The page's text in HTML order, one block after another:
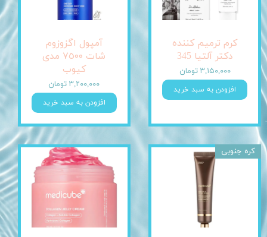
کرم ترمیم کننده
دکتر آلتیا 345
۳,۱۵۰,۰۰۰ تومان
افزودن به سبد خرید
آمپول اگزوزوم
شات ٧٥٠٠ مدی
کیوب
۳,۲۰۰,۰۰۰ تومان
افزودن به سبد خرید
کره جنوبی